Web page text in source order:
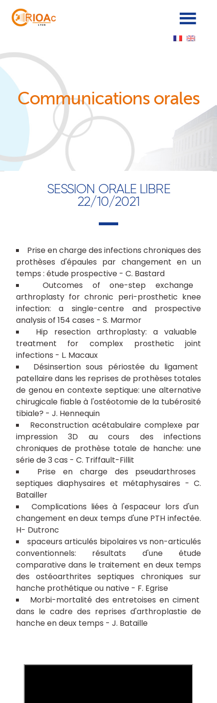
Communications orales
SESSION ORALE LIBRE
22/10/2021
Prise en charge des infections chroniques des
prothèses d'épaules par changement en un
temps : étude prospective - C. Bastard
Outcomes of one-step exchange
arthroplasty for chronic peri-prosthetic knee
infection: a single-centre and prospective
analysis of 154 cases - S. Marmor
Hip resection arthroplasty: a valuable
treatment for complex prosthetic joint
infections - L. Macaux
Désinsertion sous périostée du ligament
patellaire dans les reprises de prothèses totales
de genou en contexte septique: une alternative
chirugicale fiable à l'ostéotomie de la tubérosité
tibiale? - J. Hennequin
Reconstruction acétabulaire complexe par
impression 3D au cours des infections
chroniques de prothèse totale de hanche: une
série de 3 cas - C. Triffault-Fillit
Prise en charge des pseudarthroses
septiques diaphysaires et métaphysaires - C.
Batailler
Complications liées à l'espaceur lors d'un
changement en deux temps d'une PTH infectée.
H- Dutronc
spaceurs articulés bipolaires vs non-articulés
conventionnels: résultats d'une étude
comparative dans le traitement en deux temps
des ostéoarthrites septiques chroniques sur
hanche prothétique ou native - F. Egrise
Morbi-mortalité des entretoises en ciment
dans le cadre des reprises d'arthroplastie de
hanche en deux temps - J. Bataille
Panneau de gestion des cookies